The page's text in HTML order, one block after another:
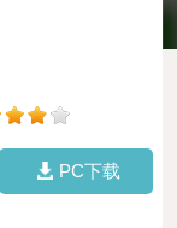
PC下载